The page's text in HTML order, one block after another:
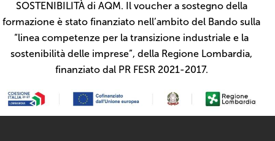
SOSTENIBILITÀ di AQM. Il voucher a sostegno della
formazione è stato finanziato nell’ambito del Bando sulla
“linea competenze per la transizione industriale e la
sostenibilità delle imprese”, della Regione Lombardia,
finanziato dal PR FESR 2021-2017.